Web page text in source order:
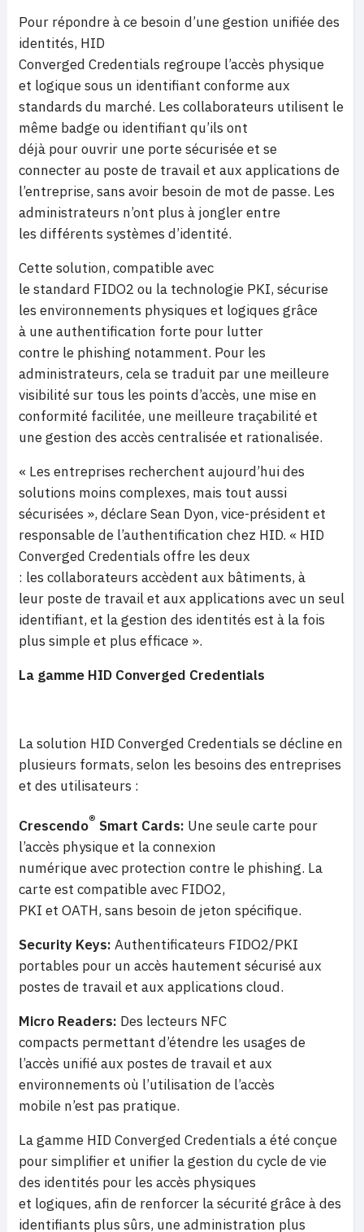
Pour répondre à ce besoin d’une gestion unifiée des
identités, HID
Converged Credentials regroupe l’accès physique
et logique sous un identifiant conforme aux
standards du marché. Les collaborateurs utilisent le
même badge ou identifiant qu’ils ont
déjà pour ouvrir une porte sécurisée et se
connecter au poste de travail et aux applications de
l’entreprise, sans avoir besoin de mot de passe. Les
administrateurs n’ont plus à jongler entre
les différents systèmes d’identité.
Cette solution, compatible avec
le standard FIDO2 ou la technologie PKI, sécurise
les environnements physiques et logiques grâce
à une authentification forte pour lutter
contre le phishing notamment. Pour les
administrateurs, cela se traduit par une meilleure
visibilité sur tous les points d’accès, une mise en
conformité facilitée, une meilleure traçabilité et
une gestion des accès centralisée et rationalisée.
« Les entreprises recherchent aujourd’hui des
solutions moins complexes, mais tout aussi
sécurisées », déclare Sean Dyon, vice-président et
responsable de l’authentification chez HID. « HID
Converged Credentials offre les deux
: les collaborateurs accèdent aux bâtiments, à
leur poste de travail et aux applications avec un seul
identifiant, et la gestion des identités est à la fois
plus simple et plus efficace ».
La gamme HID Converged Credentials
La solution HID Converged Credentials se décline en
plusieurs formats, selon les besoins des entreprises
et des utilisateurs :
Crescendo® Smart Cards: Une seule carte pour
l’accès physique et la connexion
numérique avec protection contre le phishing. La
carte est compatible avec FIDO2,
PKI et OATH, sans besoin de jeton spécifique.
Security Keys: Authentificateurs FIDO2/PKI
portables pour un accès hautement sécurisé aux
postes de travail et aux applications cloud.
Micro Readers: Des lecteurs NFC
compacts permettant d’étendre les usages de
l’accès unifié aux postes de travail et aux
environnements où l’utilisation de l’accès
mobile n’est pas pratique.
La gamme HID Converged Credentials a été conçue
pour simplifier et unifier la gestion du cycle de vie
des identités pour les accès physiques
et logiques, afin de renforcer la sécurité grâce à des
identifiants plus sûrs, une administration plus